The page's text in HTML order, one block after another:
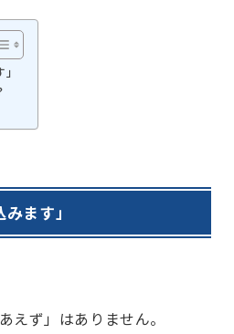
ます」
えず」はありません。